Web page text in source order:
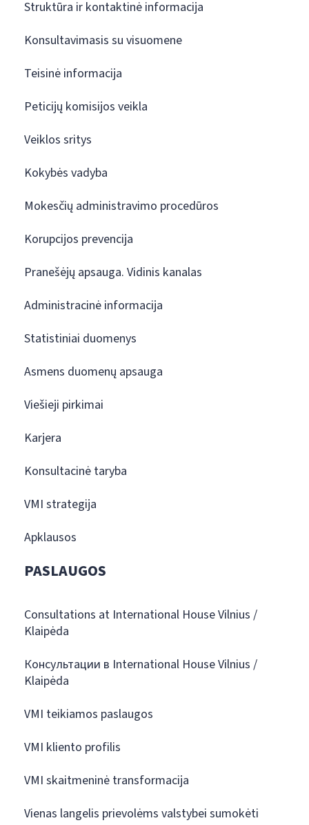
Struktūra ir kontaktinė informacija
Konsultavimasis su visuomene
Teisinė informacija
Peticijų komisijos veikla
Veiklos sritys
Kokybės vadyba
Mokesčių administravimo procedūros
Korupcijos prevencija
Pranešėjų apsauga. Vidinis kanalas
Administracinė informacija
Statistiniai duomenys
Asmens duomenų apsauga
Viešieji pirkimai
Karjera
Konsultacinė taryba
VMI strategija
Apklausos
PASLAUGOS
Consultations at International House Vilnius /
Klaipėda
Консультации в International House Vilnius /
Klaipėda
VMI teikiamos paslaugos
VMI kliento profilis
VMI skaitmeninė transformacija
Vienas langelis prievolėms valstybei sumokėti